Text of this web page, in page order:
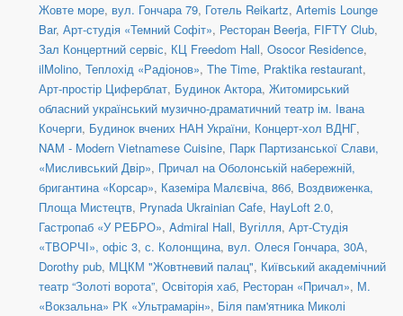
Жовте море, вул. Гончара 79, Готель Reikartz, Artemis Lounge
Bar, Арт-студія «Темний Софіт», Ресторан Beerja, FIFTY Club,
Зал Концертний сервіс, КЦ Freedom Hall, Osocor Residence,
ilMolino, Теплохід «Радіонов», The Time, Praktika restaurant,
Арт-простір Циферблат, Будинок Актора, Житомирський
обласний український музично-драматичний театр ім. Івана
Кочерги, Будинок вчених НАН України, Концерт-хол ВДНГ,
NAM - Modern Vietnamese Cuisine, Парк Партизанської Слави,
«Мисливський Двір», Причал на Оболонській набережній,
бригантина «Корсар», Каземіра Малєвіча, 86б, Воздвиженка,
Площа Мистецтв, Prynada Ukrainian Cafe, HayLoft 2.0,
Гастропаб «У РЕБРО», Admiral Hall, Вугілля, Арт-Студія
«ТВОРЧІ», офіс 3, с. Колонщина, вул. Олеся Гончара, 30А,
Dorothy pub, МЦКМ "Жовтневий палац", Київський академічний
театр “Золоті ворота”, Освіторія хаб, Ресторан «Причал», М.
«Вокзальна» РК «Ультрамарін», Біля пам'ятника Миколі